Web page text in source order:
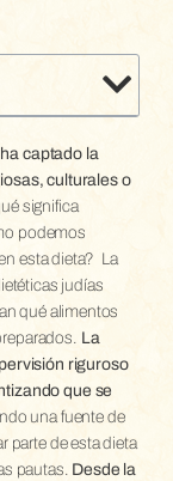
captado la
culturales o
significa
podemos
esta dieta? La
judías
qué alimentos
La
riguroso
que se
una fuente de
parte de esta dieta
pautas. Desde la